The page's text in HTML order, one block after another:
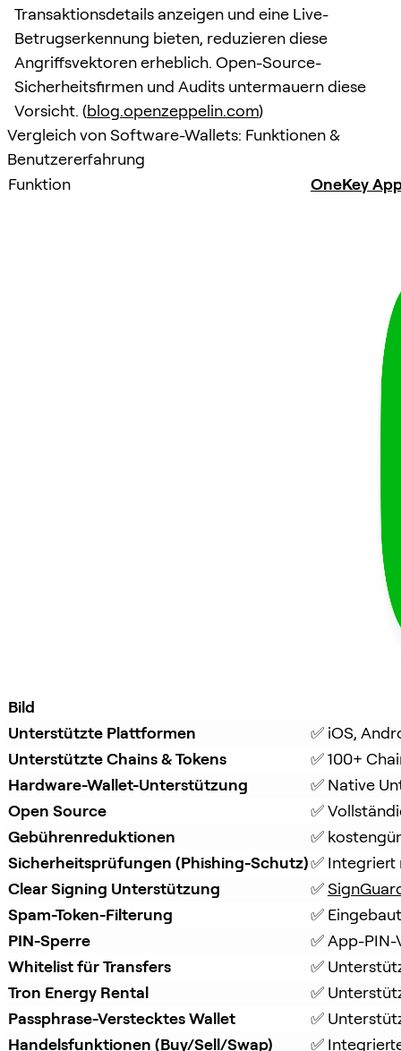
Transaktionsdetails anzeigen und eine Live-
Betrugserkennung bieten, reduzieren diese
Angriffsvektoren erheblich. Open-Source-
Sicherheitsfirmen und Audits untermauern diese
Vorsicht. (blog.openzeppelin.com)
Vergleich von Software-Wallets: Funktionen &
Benutzererfahrung
Funktion
OneKey
Bild
Unterstützte Plattformen
✅ iOS,
Unterstützte Chains & Tokens
✅ 100+
Hardware-Wallet-Unterstützung
✅ Native
Open Source
✅
Gebührenreduktionen
✅
Sicherheitsprüfungen (Phishing-Schutz)✅
Clear Signing Unterstützung
✅
Spam-Token-Filterung
✅
PIN-Sperre
✅ App-
Whitelist für Transfers
✅
Tron Energy Rental
✅
Passphrase-Verstecktes Wallet
✅
Handelsfunktionen (Buy/Sell/Swap)
✅